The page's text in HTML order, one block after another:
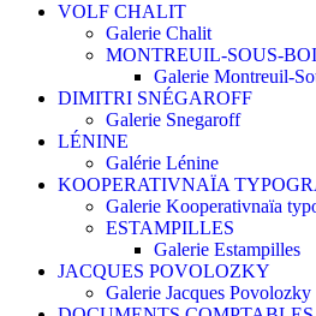
VOLF CHALIT
Galerie Chalit
MONTREUIL-SOUS-
Galerie Montreuil-
DIMITRI SNÉGAROFF
Galerie Snegaroff
LÉNINE
Galérie Lénine
KOOPERATIVNAÏA
Galerie Kooperativnaïa
ESTAMPILLES
Galerie Estampilles
JACQUES POVOLOZKY
Galerie Jacques Povolozky